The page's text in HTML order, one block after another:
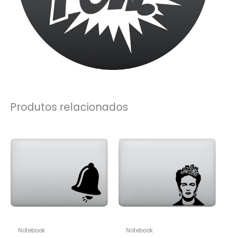
Produtos relacionados
Notebook Notebook